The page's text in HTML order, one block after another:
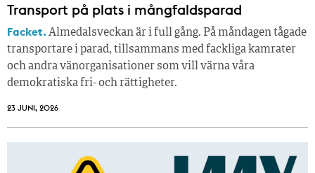
Transport på plats i mångfaldsparad
Facket.Almedalsveckan är i full gång. På måndagen tågade
transportare i parad, tillsammans med fackliga kamrater
och andra vänorganisationer som vill värna våra
demokratiska fri- och rättigheter.
23 JUNI, 2026